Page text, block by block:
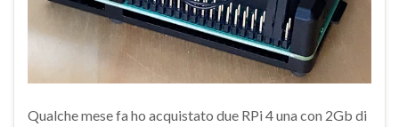
Qualche mese fa ho acquistato due RPi 4 una con 2Gb di